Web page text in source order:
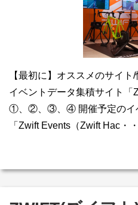
【最初に】オススメのサイ
イベントデータ集積サイト
①、②、③、④ 開催予定のイ
「Zwift Events（Zwift Hac・・